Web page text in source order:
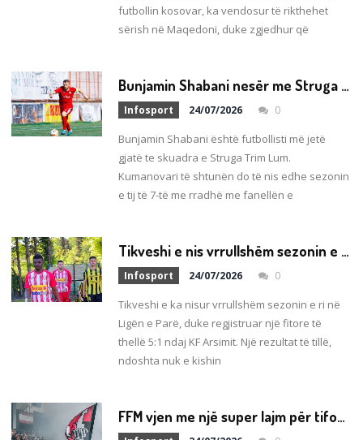
futbollin kosovar, ka vendosur të rikthehet
sërish në Maqedoni, duke zgjedhur që
B
unjamin Shabani nesër me Struga Trim Lum zhvillon ndeshjen numër 200!
Infosport 24/07/2026 0
Bunjamin Shabani është futbollisti më jetë
gjatë te skuadra e Struga Trim Lum.
Kumanovari të shtunën do të nis edhe sezonin
e tij të 7-të me rradhë me fanellën e
T
ikveshi e nis vrrullshëm sezonin e ri në Ligën e Parë (VIDEO)
Infosport 24/07/2026 0
Tikveshi e ka nisur vrrullshëm sezonin e ri në
Ligën e Parë, duke regjistruar një fitore të
thellë 5:1 ndaj KF Arsimit. Një rezultat të tillë,
ndoshta nuk e kishin
F
FM vjen me një super lajm për tifozët e Shkëndijës!